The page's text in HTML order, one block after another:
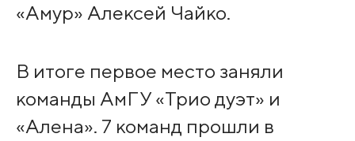
«Амур» Алексей Чайко.
В итоге первое место заняли
команды АмГУ «Трио дуэт» и
«Алена». 7 команд прошли в